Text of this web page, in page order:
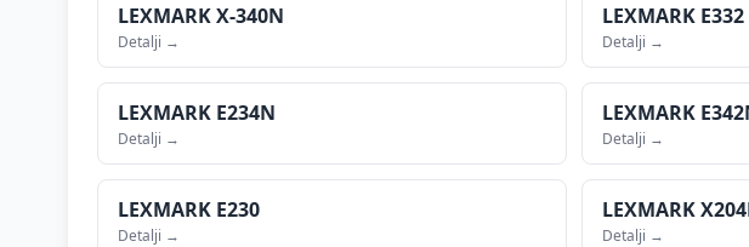
LEXMARKX-340N
Detalji →
LEXMARK E332
Detalji →
LEXMARK E234N
Detalji →
LEXMARK
Detalji →
LEXMARK E230
Detalji →
LEXMARK
Detalji →